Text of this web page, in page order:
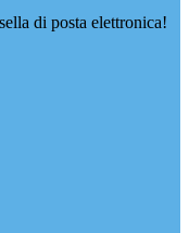
di posta elettronica!